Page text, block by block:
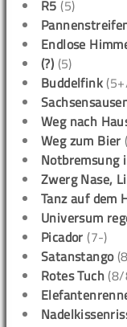
R5 (5)
Endlose
(?) (5)
Buddelfink
Weg nach
Weg zum Bier
Notbremsung
Zwerg Nase,
Tanz auf dem
Universum
Picador (7-)
Satanstango
Rotes Tuch